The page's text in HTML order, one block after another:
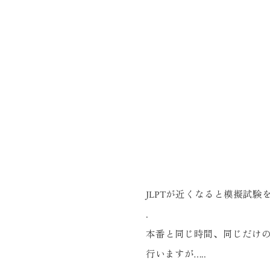
JLPTが近くなると模擬試験
.
本番と同じ時間、同じだけ
行いますが…..